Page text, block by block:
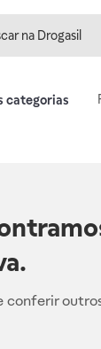
categorias
conferir